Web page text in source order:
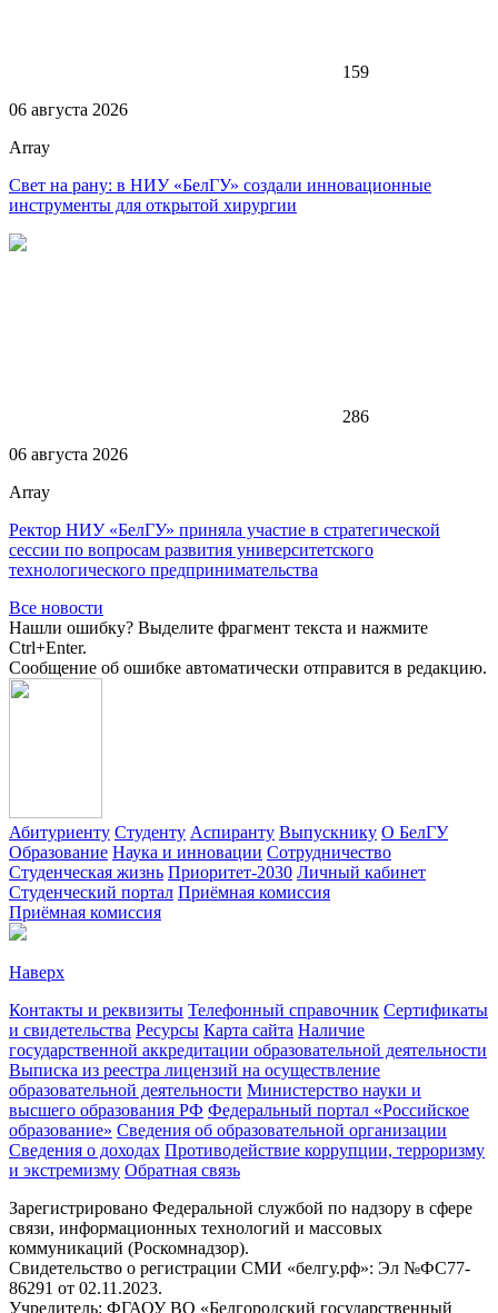
159
06 августа 2026
Array
Свет на рану: в НИУ «БелГУ» создали инновационные
инструменты для открытой хирургии
286
06 августа 2026
Array
Ректор НИУ «БелГУ» приняла участие в стратегической
сессии по вопросам развития университетского
технологического предпринимательства
Все новости
Нашли ошибку? Выделите фрагмент текста и нажмите
Ctrl+Enter.
Сообщение об ошибке автоматически отправится в редакцию.
Абитуриенту Студенту Аспиранту Выпускнику О БелГУ
Образование Наука и инновации Сотрудничество
Студенческая жизнь Приоритет-2030 Личный кабинет
Студенческий портал Приёмная комиссия
Приёмная комиссия
Наверх
Контакты и реквизиты Телефонный справочник Сертификаты
и свидетельства Ресурсы Карта сайта Наличие
государственной аккредитации образовательной деятельности
Выписка из реестра лицензий на осуществление
образовательной деятельности Министерствo науки и
высшего образования РФ Федеральный портал «Российское
образование» Сведения об образовательной организации
Сведения о доходах Противодействие коррупции, терроризму
и экстремизму Обратная связь
Зарегистрировано Федеральной службой по надзору в сфере
связи, информационных технологий и массовых
коммуникаций (Роскомнадзор).
Свидетельство о регистрации СМИ «белгу.рф»: Эл №ФС77-
86291 от 02.11.2023.
Учредитель: ФГАОУ ВО «Белгородский государственный